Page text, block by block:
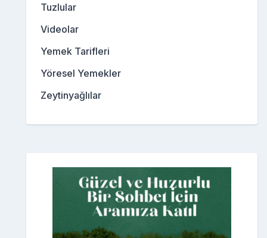
Tuzlular
Videolar
Yemek Tarifleri
Yöresel Yemekler
Zeytinyağlılar